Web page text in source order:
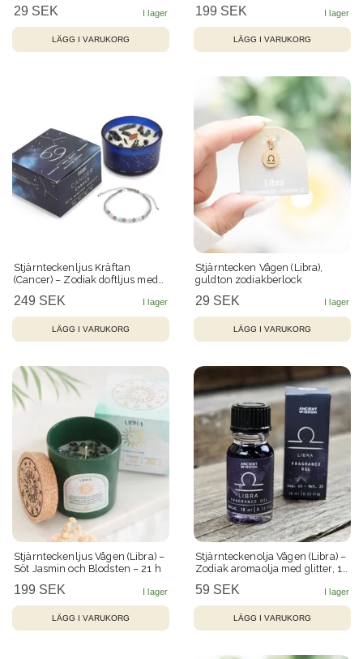
29 SEK
h
199 SEK
Stjärnteckenljus Kräftan
(Cancer) – Zodiak doftljus med
249 SEK
Stjärntecken Vågen (Libra),
guldton zodiakberlock
29 SEK
Stjärnteckenljus Vågen (Libra) –
Söt Jasmin och Blodsten – 21 h
199 SEK
Stjärnteckenolja Vågen (Libra) –
Zodiak aromaolja med glitter, 10
59 SEK